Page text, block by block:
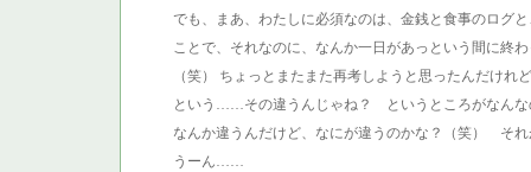
でも、まあ、わたしに必須なのは、金銭と食事のログ
ことで、それなのに、なんか一日があっという間に終
（笑） ちょっとまたまた再考しようと思ったんだけ
という……その違うんじゃね？ というところがなん
なんか違うんだけど、なにが違うのかな？（笑） そ
うーん……